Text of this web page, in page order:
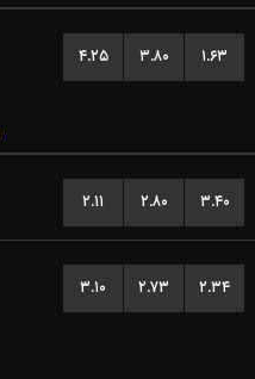
۴.۲۵ ۳.۸۰ ۱.۶۳
۲.۱۱ ۲.۸۰ ۳.۴۰
۳.۱۰ ۲.۷۳ ۲.۳۴